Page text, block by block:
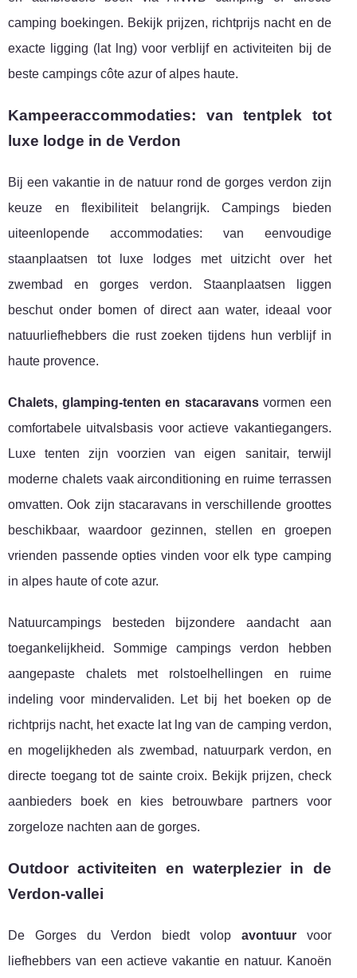
camping boekingen. Bekijk prijzen, richtprijs nacht en de
exacte ligging (lat lng) voor verblijf en activiteiten bij de
beste campings côte azur of alpes haute.
Kampeeraccommodaties: van tentplek tot
luxe lodge in de Verdon
Bij een vakantie in de natuur rond de gorges verdon zijn
keuze en flexibiliteit belangrijk. Campings bieden
uiteenlopende accommodaties: van eenvoudige
staanplaatsen tot luxe lodges met uitzicht over het
zwembad en gorges verdon. Staanplaatsen liggen
beschut onder bomen of direct aan water, ideaal voor
natuurliefhebbers die rust zoeken tijdens hun verblijf in
haute provence.
Chalets, glamping-tenten en stacaravansvormen een
comfortabele uitvalsbasis voor actieve vakantiegangers.
Luxe tenten zijn voorzien van eigen sanitair, terwijl
moderne chalets vaak airconditioning en ruime terrassen
omvatten. Ook zijn stacaravans in verschillende groottes
beschikbaar, waardoor gezinnen, stellen en groepen
vrienden passende opties vinden voor elk type camping
in alpes haute of cote azur.
Natuurcampings besteden bijzondere aandacht aan
toegankelijkheid. Sommige campings verdon hebben
aangepaste chalets met rolstoelhellingen en ruime
indeling voor mindervaliden. Let bij het boeken op de
richtprijs nacht, het exacte lat lng van de camping verdon,
en mogelijkheden als zwembad, natuurpark verdon, en
directe toegang tot de sainte croix. Bekijk prijzen, check
aanbieders boek en kies betrouwbare partners voor
zorgeloze nachten aan de gorges.
Outdoor activiteiten en waterplezier in de
Verdon-vallei
De Gorges du Verdon biedt volop avontuurvoor
liefhebbers van een actieve vakantie en natuur. Kanoën